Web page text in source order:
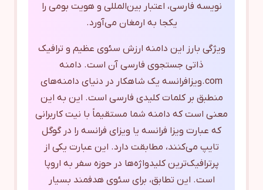
نویسه فارسی، اعتبار بین‌المللی و هویت بومی را
یکجا به ارمغان می‌آورد.
ویژگی بارز این دامنه ارزش سئوی عظیم و ترافیک
ذاتی جستجوی فارسی آن است. دامنه
com.ویزافرانسه یک شاهکار در دنیای دامنه‌های
منطبق بر کلمات کلیدی فارسی است. این به این
معنی است که دامنه شما مستقیماً با نیت کاربرانی
که عبارت ویزا فرانسه یا ویزای فرانسه را در گوگل
تایپ می‌کنند، مطابقت دارد. این عبارت یکی از
پرترافیک‌ترین کلیدواژه‌ها در حوزه سفر به اروپا
است. این تطابق، برای سئوی هدفمند بسیار